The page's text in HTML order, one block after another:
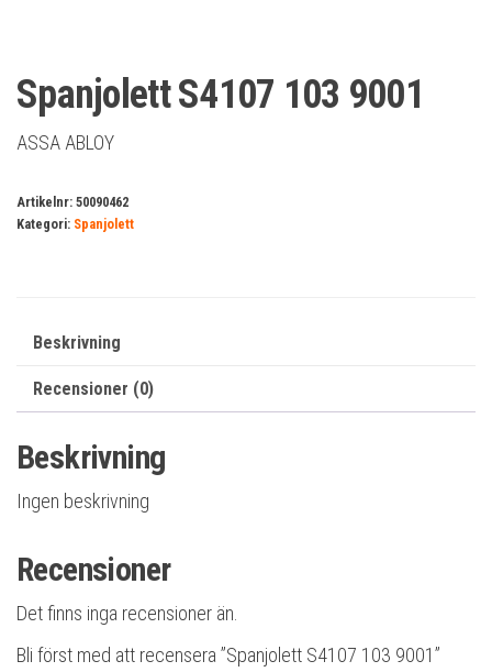
Spanjolett S4107 103 9001
ASSA ABLOY
Artikelnr: 50090462
Kategori: Spanjolett
Beskrivning
Recensioner (0)
Beskrivning
Ingen beskrivning
Recensioner
Det finns inga recensioner än.
Bli först med att recensera ”Spanjolett S4107 103 9001”